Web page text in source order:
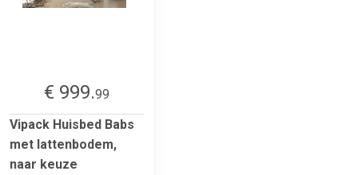
€ 999.99
Vipack Huisbed Babs
met lattenbodem,
naar keuze